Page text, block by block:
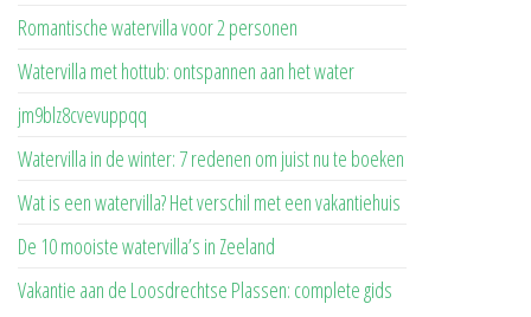
Romantische watervilla voor 2 personen
Watervilla met hottub: ontspannen aan het water
jm9blz8cvevuppqq
Watervilla in de winter: 7 redenen om juist nu te boeken
Wat is een watervilla? Het verschil met een vakantiehuis
De 10 mooiste watervilla’s in Zeeland
Vakantie aan de Loosdrechtse Plassen: complete gids